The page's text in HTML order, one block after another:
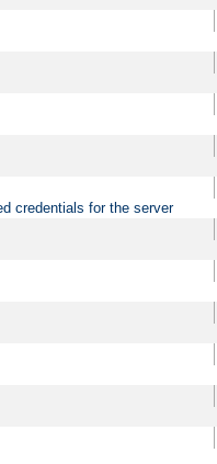
credentials for the server